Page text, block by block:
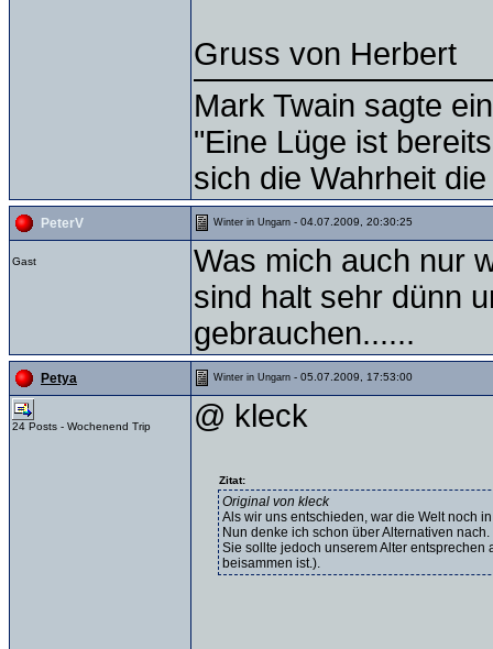
Gruss von Herbert
Mark Twain sagte
"Eine Lüge ist
sich die Wahrheit
PeterV Winter in Ungarn - 04.07.2009, 20:30:25
Gast
Was mich auch nur
sind halt sehr dünn
gebrauchen......
Petya Winter in Ungarn - 05.07.2009, 17:53:00
24 Posts - Wochenend Trip @ kleck
Zitat:
Original von kleck
Als wir uns entschieden, war die Welt noch
Nun denke ich schon über Alternativen nach.
Sie sollte jedoch unserem Alter
beisammen ist.).